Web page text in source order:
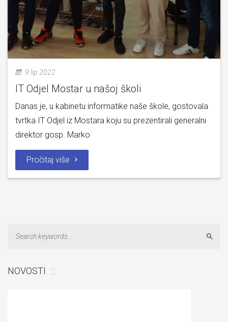
9 lip 2022
IT Odjel Mostar u našoj školi
Danas je, u kabinetu informatike naše škole, gostovala
tvrtka IT Odjel iz Mostara koju su prezentirali generalni
direktor gosp. Marko
Pročitaj više
NOVOSTI